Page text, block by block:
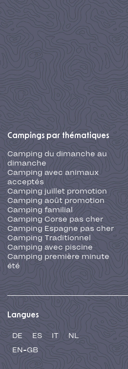
Campings par thématiques
Camping du dimanche au
dimanche
Camping avec animaux
acceptés
Camping juillet promotion
Camping août promotion
Camping familial
Camping Corse pas cher
Camping Espagne pas cher
Camping Traditionnel
Camping avec piscine
Camping première minute
été
Langues
DE ES IT
NL
EN-GB